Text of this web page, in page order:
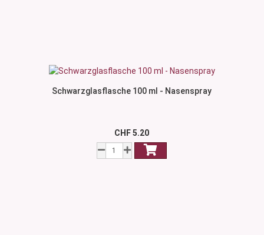
Schwarzglasflasche 100 ml - Nasenspray
CHF 5.20